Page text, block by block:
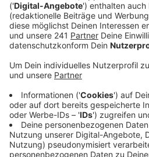
Naturschutzverbände
Bäume
Anzeige
Die Naturschutzverbände
besondere Aktion ins Leben
Motto „Bäume für Leverkusen“
und Bürger Geld für neue
gesammelten Spenden